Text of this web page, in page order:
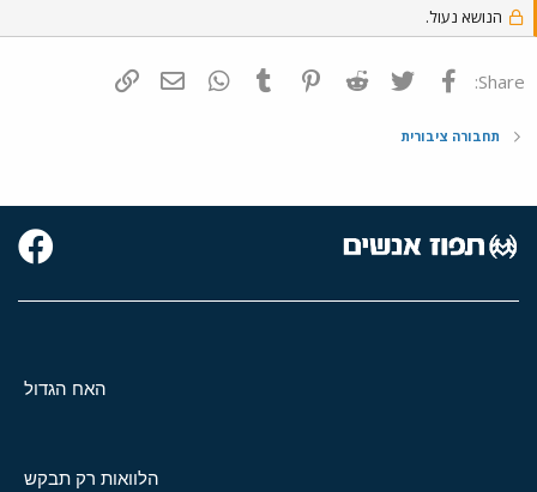
הנושא נעול.
Share: פייסבוק Twitter
Reddit
Pinterest
Tumblr
WhatsAppדואר אלקטרוני
תחבורה ציבורית
האח הגדול
הלוואות רק תבקש